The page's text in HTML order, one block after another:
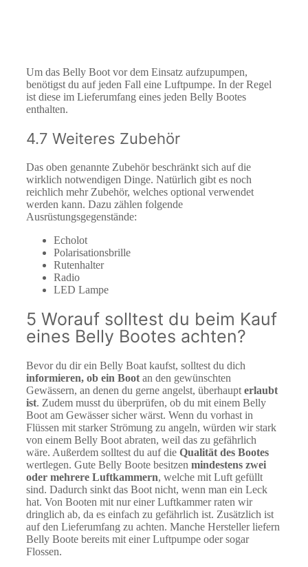
Um das Belly Boot vor dem Einsatz aufzupumpen,
benötigst du auf jeden Fall eine Luftpumpe. In der Regel
ist diese im Lieferumfang eines jeden Belly Bootes
enthalten.
4.7 Weiteres Zubehör
Das oben genannte Zubehör beschränkt sich auf die
wirklich notwendigen Dinge. Natürlich gibt es noch
reichlich mehr Zubehör, welches optional verwendet
werden kann. Dazu zählen folgende
Ausrüstungsgegenstände:
Echolot
Polarisationsbrille
Rutenhalter
Radio
LED Lampe
5 Worauf solltest du beim Kauf
eines Belly Bootes achten?
Bevor du dir ein Belly Boat kaufst, solltest du dich
informieren, ob ein Boot an den gewünschten
Gewässern, an denen du gerne angelst, überhaupt erlaubt
ist. Zudem musst du überprüfen, ob du mit einem Belly
Boot am Gewässer sicher wärst. Wenn du vorhast in
Flüssen mit starker Strömung zu angeln, würden wir stark
von einem Belly Boot abraten, weil das zu gefährlich
wäre. Außerdem solltest du auf die Qualität des Bootes
wertlegen. Gute Belly Boote besitzen mindestens zwei
oder mehrere Luftkammern, welche mit Luft gefüllt
sind. Dadurch sinkt das Boot nicht, wenn man ein Leck
hat. Von Booten mit nur einer Luftkammer raten wir
dringlich ab, da es einfach zu gefährlich ist. Zusätzlich ist
auf den Lieferumfang zu achten. Manche Hersteller liefern
Belly Boote bereits mit einer Luftpumpe oder sogar
Flossen.